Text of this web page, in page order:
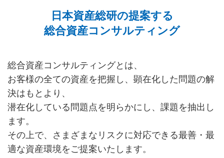
日本資産総研の提案する
総合資産コンサルティング
総合資産コンサルティングとは、
お客様の全ての資産を把握し、顕在化した問題の解
決はもとより、
潜在化している問題点を明らかにし、課題を抽出し
ます。
その上で、さまざまなリスクに対応できる最善・最
適な資産環境をご提案いたします。